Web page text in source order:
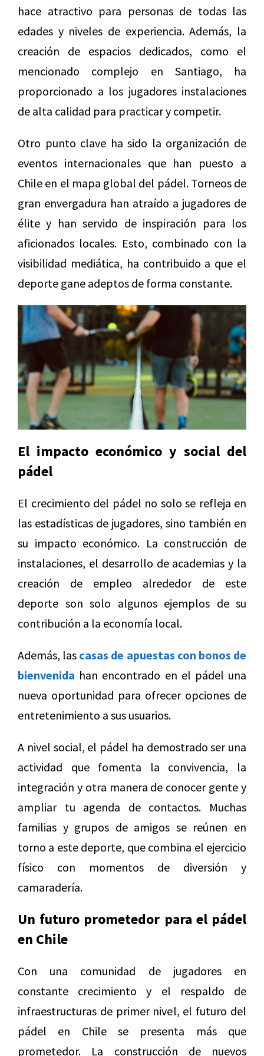
hace atractivo para personas de todas las
edades y niveles de experiencia. Además, la
creación de espacios dedicados, como el
mencionado complejo en Santiago, ha
proporcionado a los jugadores instalaciones
de alta calidad para practicar y competir.
Otro punto clave ha sido la organización de
eventos internacionales que han puesto a
Chile en el mapa global del pádel. Torneos de
gran envergadura han atraído a jugadores de
élite y han servido de inspiración para los
aficionados locales. Esto, combinado con la
visibilidad mediática, ha contribuido a que el
deporte gane adeptos de forma constante.
El impacto económico y social del
pádel
El crecimiento del pádel no solo se refleja en
las estadísticas de jugadores, sino también en
su impacto económico. La construcción de
instalaciones, el desarrollo de academias y la
creación de empleo alrededor de este
deporte son solo algunos ejemplos de su
contribución a la economía local.
Además, las casas de apuestas con bonos de
bienvenida han encontrado en el pádel una
nueva oportunidad para ofrecer opciones de
entretenimiento a sus usuarios.
A nivel social, el pádel ha demostrado ser una
actividad que fomenta la convivencia, la
integración y otra manera de conocer gente y
ampliar tu agenda de contactos. Muchas
familias y grupos de amigos se reúnen en
torno a este deporte, que combina el ejercicio
físico con momentos de diversión y
camaradería.
Un futuro prometedor para el pádel
en Chile
Con una comunidad de jugadores en
constante crecimiento y el respaldo de
infraestructuras de primer nivel, el futuro del
pádel en Chile se presenta más que
prometedor. La construcción de nuevos